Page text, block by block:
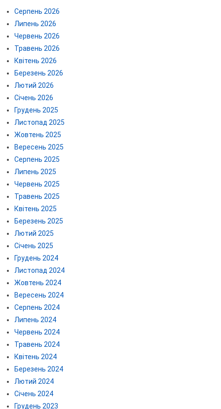
Серпень 2026
Липень 2026
Червень 2026
Травень 2026
Квітень 2026
Березень 2026
Лютий 2026
Січень 2026
Грудень 2025
Листопад 2025
Жовтень 2025
Вересень 2025
Серпень 2025
Липень 2025
Червень 2025
Травень 2025
Квітень 2025
Березень 2025
Лютий 2025
Січень 2025
Грудень 2024
Листопад 2024
Жовтень 2024
Вересень 2024
Серпень 2024
Липень 2024
Червень 2024
Травень 2024
Квітень 2024
Березень 2024
Лютий 2024
Січень 2024
Грудень 2023